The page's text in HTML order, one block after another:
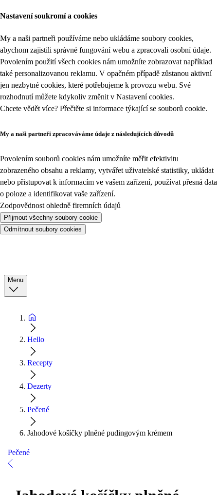
Nastavení soukromí a cookies
My a naši partneři používáme nebo ukládáme soubory cookies,
abychom zajistili správné fungování webu a zpracovali osobní údaje.
Povolením použití všech cookies nám umožníte zobrazovat například
také personalizovanou reklamu. V opačném případě zůstanou aktivní
jen nezbytné cookies, které potřebujeme k provozu webu. Své
rozhodnutí můžete kdykoliv změnit v Nastavení cookies.
Chcete vědět více? Přečtěte si informace týkající se souborů cookie.
My a naši partneři zpracováváme údaje z následujících důvodů
Povolením souborů cookies nám umožníte měřit efektivitu
zobrazeného obsahu a reklamy, vytvářet uživatelské statistiky, ukládat
nebo přistupovat k informacím ve vašem zařízení, používat přesná data
o poloze a identifikovat vaše zařízení.
Zodpovědnost ohledně firemních údajů
Přijmout všechny soubory cookie
Odmítnout soubory cookies
Menu
Hello
Recepty
Dezerty
Pečené
Jahodové košíčky plněné pudingovým krémem
Pečené